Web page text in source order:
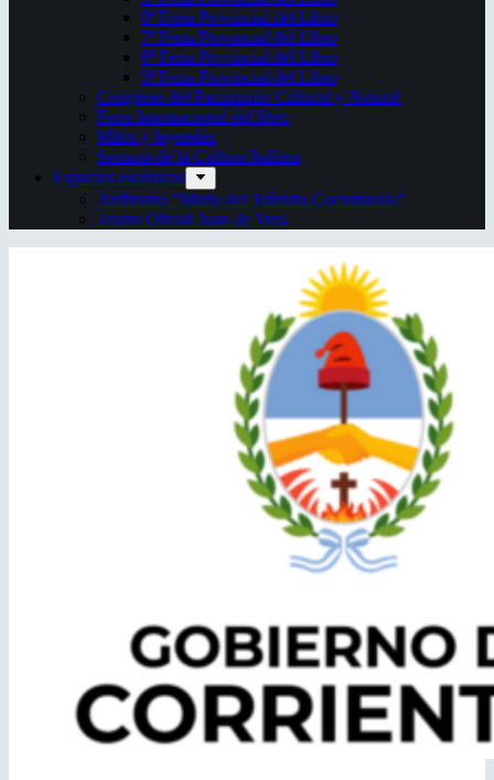
8ª Feria Provincial del Libro
7ª Feria Provincial del Libro
6ª Feria Provincial del Libro
5ª Feria Provincial del Libro
Congreso del Patrimonio Cultural y Natural
Feria Internacional del libro
Mitos y leyendas
Semana de la Cultura Italiana
Espacios escénicos
Anfiteatro “Mario del Tránsito Cocomarola”
Teatro Oficial Juan de Vera